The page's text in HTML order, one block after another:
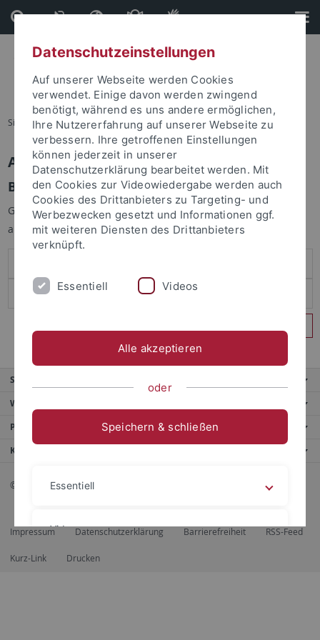
Direkt
zum
Inhalt
Direkt
zur
Fußleiste
Sie sind hier: Startseite
Anmelden
Benutzeranmeldung
Geben Sie Ihren Benutzernamen und Ihr Passwort an um sich
anzumelden:
Service
Weitere Angebote
Portale
Kontaktinfo
© 2026 Eberhard Karls Universität Tübingen, Tübingen
Impressum Datenschutzerklärung Barrierefreiheit RSS-Feed
Kurz-Link Drucken
Datenschutzeinstellungen
Auf unserer Webseite werden Cookies
verwendet. Einige davon werden zwingend
benötigt, während es uns andere ermöglichen,
Ihre Nutzererfahrung auf unserer Webseite zu
verbessern. Ihre getroffenen Einstellungen
können jederzeit in unserer
Datenschutzerklärung bearbeitet werden. Mit
den Cookies zur Videowiedergabe werden auch
Cookies des Drittanbieters zu Targeting- und
Werbezwecken gesetzt und Informationen ggf.
mit weiteren Diensten des Drittanbieters
verknüpft.
Essentiell Videos
Alle akzeptieren
oder
Speichern & schließen
Essentiell
Videos